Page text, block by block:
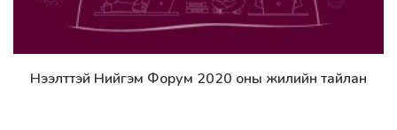
Дэлгэрэнгүй
Нээлттэй Нийгэм Форум 2020 оны жилийн тайлан